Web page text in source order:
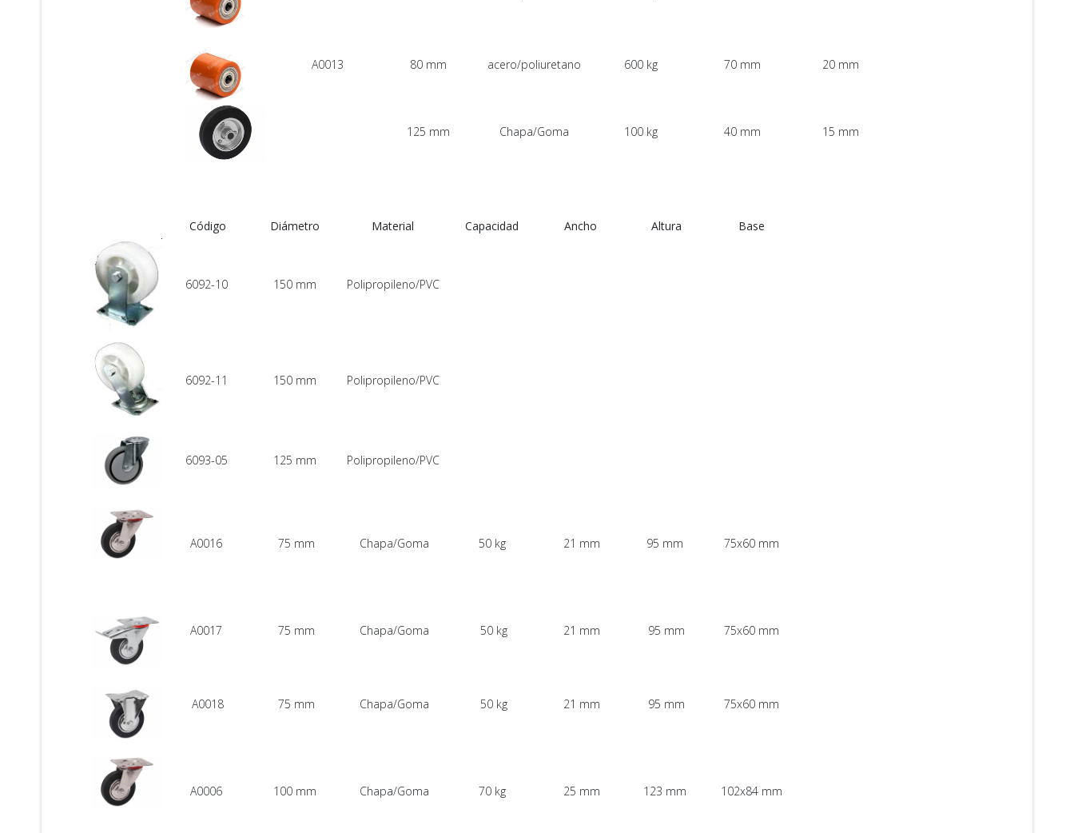
A0013 80 mm acero/poliuretano 600 kg 70 mm 20 mm
125 mm Chapa/Goma 100 kg 40 mm 15 mm
Código Diámetro Material Capacidad Ancho Altura Base
6092-10 150 mm Polipropileno/PVC
6092-11 150 mm Polipropileno/PVC
6093-05 125 mm Polipropileno/PVC
A0016 75 mm Chapa/Goma 50 kg 21 mm 95 mm 75x60 mm
A0017 75 mm Chapa/Goma 50 kg 21 mm 95 mm 75x60 mm
A0018 75 mm Chapa/Goma 50 kg 21 mm 95 mm 75x60 mm
A0006 100 mm Chapa/Goma 70 kg 25 mm 123 mm 102x84 mm